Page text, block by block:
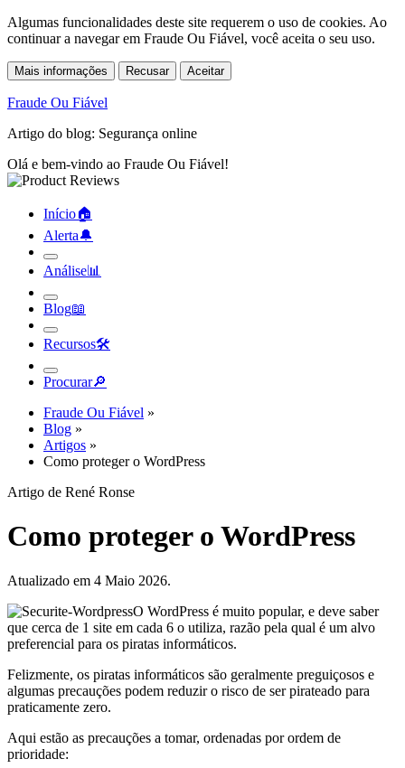
Algumas funcionalidades deste site requerem o uso de cookies. Ao
continuar a navegar em Fraude Ou Fiável, você aceita o seu uso.
Mais informações Recusar Aceitar
Fraude Ou Fiável
Artigo do blog: Segurança online
Olá e bem-vindo ao Fraude Ou Fiável!
Início🏠︎
Alerta🔔︎
Análise📊︎
Blog📖︎
Recursos🛠︎
Procurar🔎︎
Fraude Ou Fiável »
Blog »
Artigos »
Como proteger o WordPress
Artigo de René Ronse
Como proteger o WordPress
Atualizado em 4 Maio 2026.
O WordPress é muito popular, e deve saber
que cerca de 1 site em cada 6 o utiliza, razão pela qual é um alvo
preferencial para os piratas informáticos.
Felizmente, os piratas informáticos são geralmente preguiçosos e
algumas precauções podem reduzir o risco de ser pirateado para
praticamente zero.
Aqui estão as precauções a tomar, ordenadas por ordem de
prioridade: